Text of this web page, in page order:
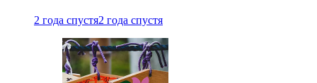
2 года спустя2 года спустя